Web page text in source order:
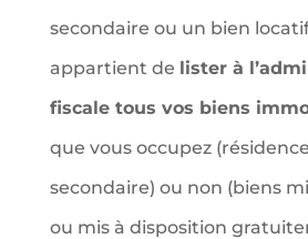
secondaire ou un bien
appartient de lister à
fiscale tous vos biens
que vous occupez
secondaire) ou non (biens
ou mis à disposition